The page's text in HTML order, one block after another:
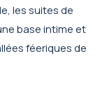
lessuites de
base intime et
féeriques de